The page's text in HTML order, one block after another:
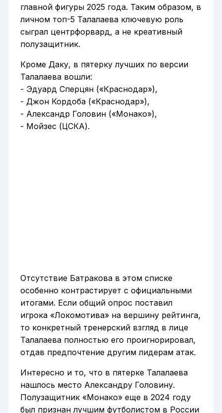
главной фигуры 2025 года. Таким образом, в
личном топ-5 Талалаева ключевую роль
сыграл центрфорвард, а не креативный
полузащитник.
Кроме Даку, в пятерку лучших по версии
Талалаева вошли:
- Эдуард Сперцян («Краснодар»),
- Джон Кордоба («Краснодар»),
- Александр Головин («Монако»),
- Мойзес (ЦСКА).
Отсутствие Батракова в этом списке
особенно контрастирует с официальными
итогами. Если общий опрос поставил
игрока «Локомотива» на вершину рейтинга,
то конкретный тренерский взгляд в лице
Талалаева полностью его проигнорировал,
отдав предпочтение другим лидерам атак.
Интересно и то, что в пятерке Талалаева
нашлось место Александру Головину.
Полузащитник «Монако» еще в 2024 году
был признан лучшим футболистом в России